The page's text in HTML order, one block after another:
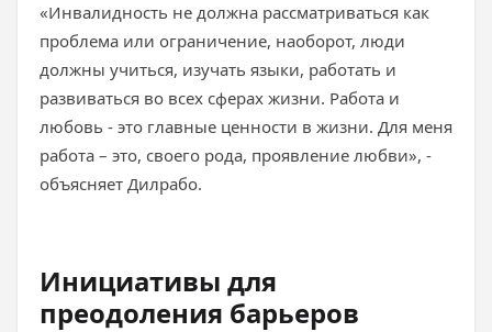
«Инвалидность не должна рассматриваться как
проблема или ограничение, наоборот, люди
должны учиться, изучать языки, работать и
развиваться во всех сферах жизни. Работа и
любовь - это главные ценности в жизни. Для меня
работа – это, своего рода, проявление любви», -
объясняет Дилрабо.
Инициативы для
преодоления барьеров